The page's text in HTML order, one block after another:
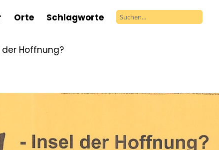
Orte Schlagworte
Hoffnung?